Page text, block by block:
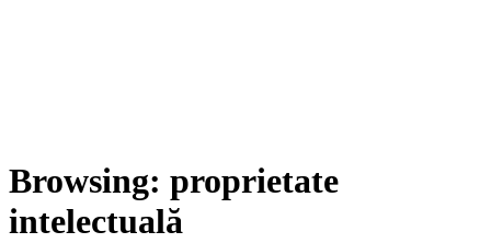
Browsing: proprietate
intelectuală